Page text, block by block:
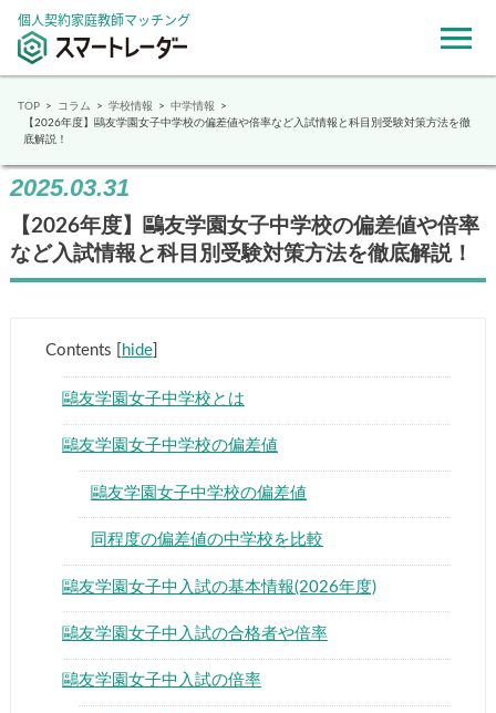
個人契約家庭教師マッチング
▶
TOP コラム 学校情報
中学情報
【2026年度】鷗友学園女子中学校の偏差値や倍率など入試情報と科目別受験対策方法を徹
底解説！
2025.03.31
【2026年度】鷗友学園女子中学校の偏差値や倍率
など入試情報と科目別受験対策方法を徹底解説！
Contents hide]
鷗友学園女子中学校とは
鷗友学園女子中学校の偏差値
鷗友学園女子中学校の偏差値
同程度の偏差値の中学校を比較
鷗友学園女子中入試の基本情報(2026年度)
鷗友学園女子中入試の合格者や倍率
鷗友学園女子中入試の倍率